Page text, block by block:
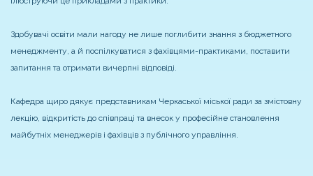
Здобувачі освіти мали нагоду не лише поглибити знання з бюджетного
менеджменту, а й поспілкуватися з фахівцями-практиками, поставити
запитання та отримати вичерпні відповіді.
Кафедра щиро дякує представникам Черкаської міської ради за змістовну
лекцію, відкритість до співпраці та внесок у професійне становлення
майбутніх менеджерів і фахівців з публічного управління.